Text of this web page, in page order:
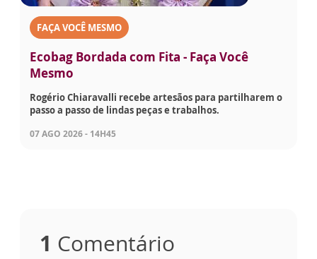
FAÇA VOCÊ MESMO
Ecobag Bordada com Fita - Faça Você
Mesmo
Rogério Chiaravalli recebe artesãos para partilharem o
passo a passo de lindas peças e trabalhos.
07 AGO 2026 - 14H45
1 Comentário